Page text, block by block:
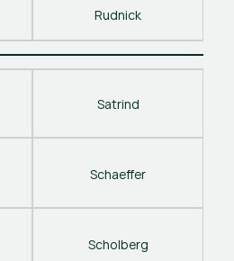
Rudnick
Satrind
Schaeffer
Scholberg